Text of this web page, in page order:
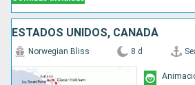
ESTADOS UNIDOS, CANADÁ
Norwegian Bliss 8 d